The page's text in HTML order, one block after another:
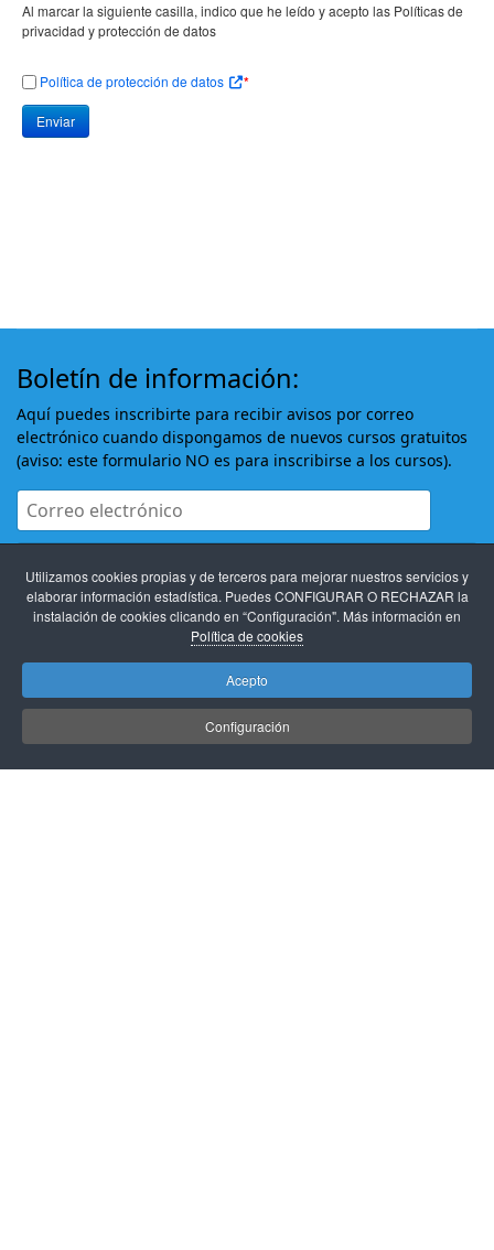
Utilizamos cookies propias y de terceros para mejorar nuestros servicios y
elaborar información estadística. Puedes CONFIGURAR O RECHAZAR la
instalación de cookies clicando en “Configuración". Más información en
Política de cookies
Acepto
Configuración
Al marcar la siguiente casilla, indico que he leído y acepto las Políticas de
privacidad y protección de datos
Política de protección de datos *
Enviar
Boletín de información:
Aquí puedes inscribirte para recibir avisos por correo
electrónico cuando dispongamos de nuevos cursos gratuitos
(aviso: este formulario NO es para inscribirse a los cursos).
Estoy de acuerdo conTérminos y condiciones
Suscribirse